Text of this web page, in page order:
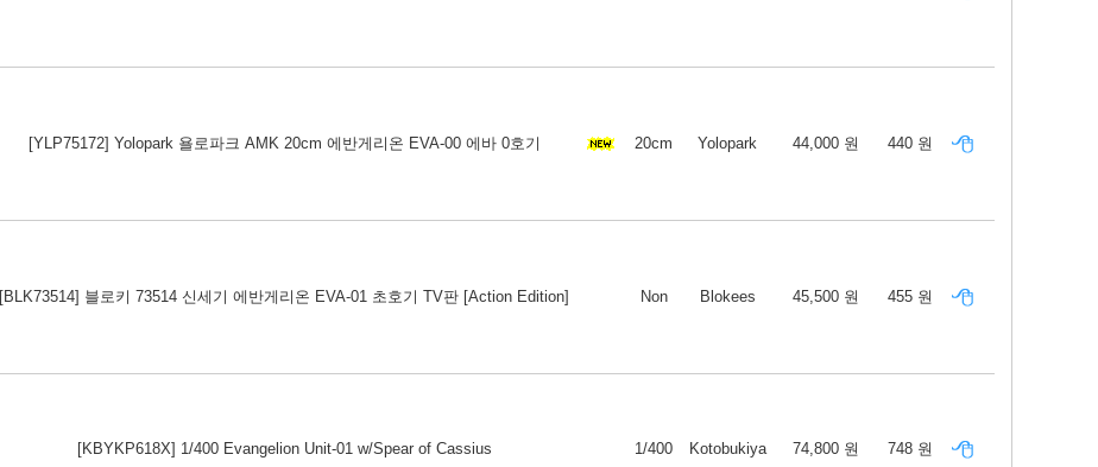
[YLP75172] Yolopark 욜로파크 AMK 20cm 에반게리온 EVA-00 에바 0호기 20cm Yolopark 44,000 원 440 원
[BLK73514] 블로키 73514 신세기 에반게리온 EVA-01 초호기 TV판 [Action Edition] Non Blokees 45,500 원 455 원
[KBYKP618X] 1/400 Evangelion Unit-01 w/Spear of Cassius 1/400 Kotobukiya 74,800 원 748 원